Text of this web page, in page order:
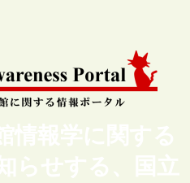
情報学に関する
らせする、国立